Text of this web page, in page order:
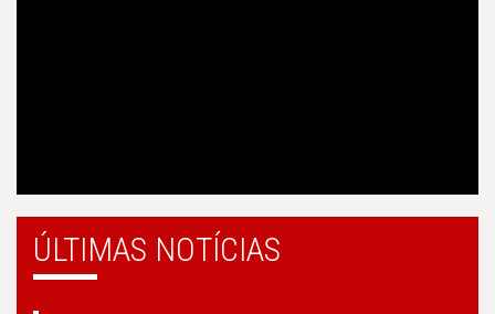
ÚLTIMAS NOTÍCIAS